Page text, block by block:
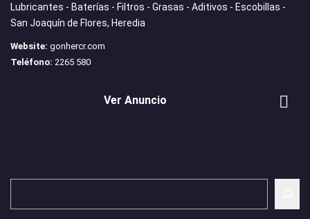
Lubricantes - Baterías - Filtros - Grasas - Aditivos - Escobillas -
San Joaquín de Flores, Heredia
Website: gonhercr.com
Teléfono: 2265 580
Ver Anuncio